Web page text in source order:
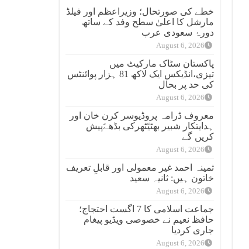
خطے کی صورتحال؛ وزیراعظم اور فیلڈ
مارشل کا اعلیٰ سطح وفد کے ساتھ
دورۂ سعودی عرب
August 6, 2026
پاکستان سٹاک مارکیٹ میں
تیزی،انڈیکس ایک لاکھ 81 ہزار پوائنٹس
کی حد پر بحال
August 6, 2026
معروف ڈرامہ پروڈیوسر کرن خان اور
ہدایتکار شبیر بھٹیًٹھرکی بڈھےًپیش
کریں گے
August 6, 2026
ثمینہ احمد غیر معمولی اور قابلِ تعریف
خاتون ہیں: ثانیہ سعید
August 6, 2026
جماعت اسلامی کا 7 اگست احتجاج؛
حافظ نعیم نے خصوصی ویڈیو پیغام
جاری کردیا
August 6, 2026